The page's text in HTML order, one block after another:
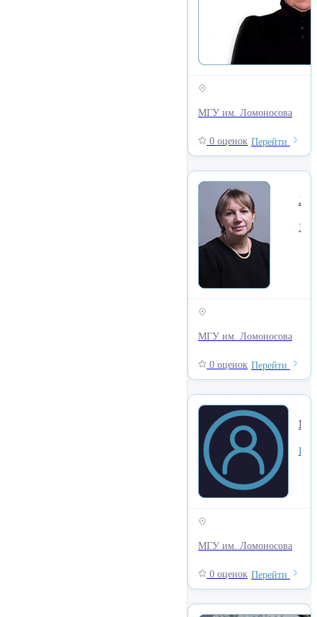
МГУ им. Ломоносова
0 оценок Перейти
МГУ им. Ломоносова
0 оценок Перейти
МГУ им. Ломоносова
0 оценок Перейти